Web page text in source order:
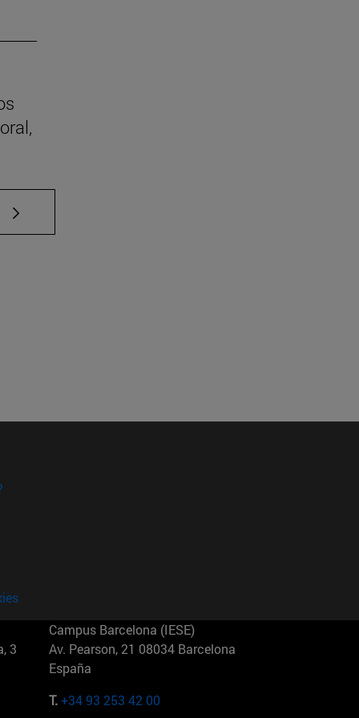
TAB para desplazarse.
3
Campus Barcelona (IESE)
Av. Pearson, 21 08034 Barcelona
España
T.+34 93 253 42 00